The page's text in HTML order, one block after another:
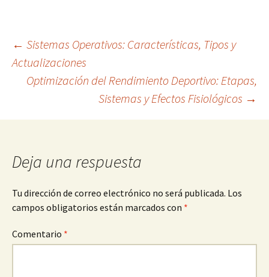
Navegación
de
entradas
← Sistemas Operativos: Características, Tipos y
Actualizaciones
Optimización del Rendimiento Deportivo: Etapas,
Sistemas y Efectos Fisiológicos →
Deja una respuesta
Tu dirección de correo electrónico no será publicada. Los
campos obligatorios están marcados con *
Comentario *